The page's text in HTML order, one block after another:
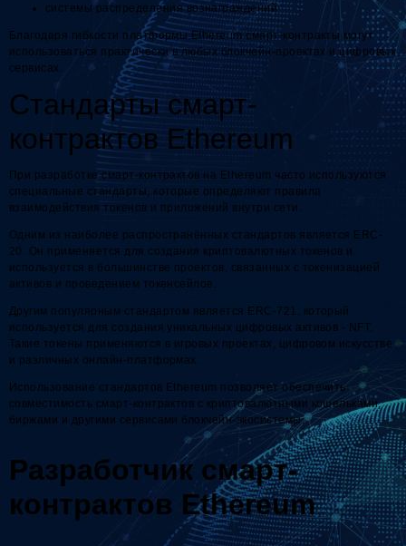
системы распределения вознаграждений
Благодаря гибкости платформы Ethereum смарт-контракты могут
использоваться практически в любых блокчейн-проектах и цифровых
сервисах.
Стандарты смарт-
контрактов Ethereum
При разработке смарт-контрактов на Ethereum часто используются
специальные стандарты, которые определяют правила
взаимодействия токенов и приложений внутри сети.
Одним из наиболее распространённых стандартов является ERC-
20. Он применяется для создания криптовалютных токенов и
используется в большинстве проектов, связанных с токенизацией
активов и проведением токенсейлов.
Другим популярным стандартом является ERC-721, который
используется для создания уникальных цифровых активов - NFT.
Такие токены применяются в игровых проектах, цифровом искусстве
и различных онлайн-платформах.
Использование стандартов Ethereum позволяет обеспечить
совместимость смарт-контрактов с криптовалютными кошельками,
биржами и другими сервисами блокчейн-экосистемы.
Разработчик смарт-
контрактов Ethereum